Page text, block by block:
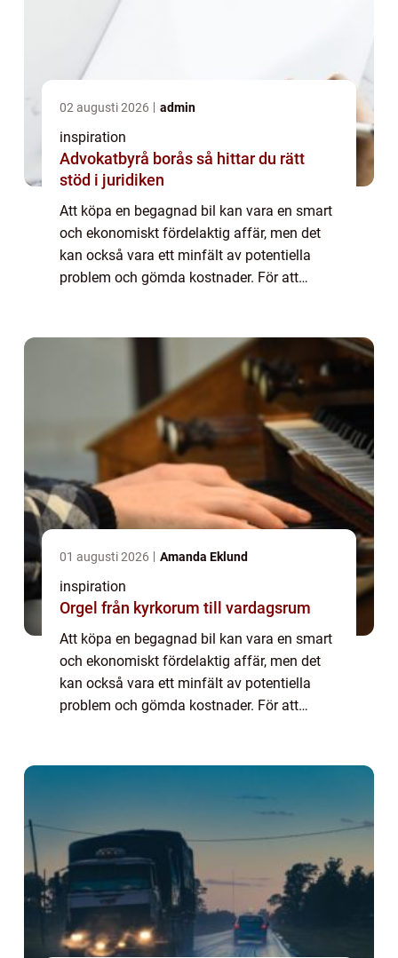
02 augusti 2026 admin
inspiration
Advokatbyrå borås så hittar du rätt
stöd i juridiken
Att köpa en begagnad bil kan vara en smart
och ekonomiskt fördelaktig affär, men det
kan också vara ett minfält av potentiella
problem och gömda kostnader. För att
01 augusti 2026 Amanda Eklund
inspiration
Orgel från kyrkorum till vardagsrum
Att köpa en begagnad bil kan vara en smart
och ekonomiskt fördelaktig affär, men det
kan också vara ett minfält av potentiella
problem och gömda kostnader. För att